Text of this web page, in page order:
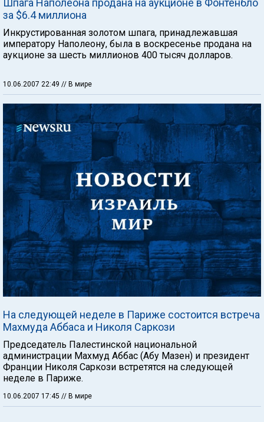
за $6.4 миллиона
Инкрустированная золотом шпага, принадлежавшая
императору Наполеону, была в воскресенье продана на
аукционе за шесть миллионов 400 тысяч долларов.
10.06.2007 22:49 // В мире
На следующей неделе в Париже состоится встреча
Махмуда Аббаса и Николя Саркози
Председатель Палестинской национальной
администрации Махмуд Аббас (Абу Мазен) и президент
Франции Николя Саркози встретятся на следующей
неделе в Париже.
10.06.2007 17:45 // В мире